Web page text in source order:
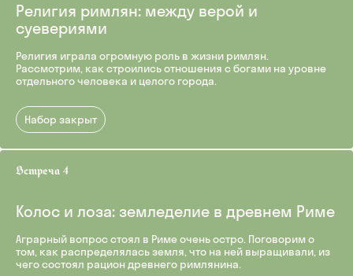
Религия римлян: между верой и
суевериями
Религия играла огромную роль в жизни римлян.
Рассмотрим, как строились отношения с богами на уровне
отдельного человека и целого города.
Набор закрыт
Колос и лоза: земледелие в древнем Риме
Аграрный вопрос стоял в Риме очень остро. Поговорим о
том, как распределялась земля, что на ней выращивали, из
чего состоял рацион древнего римлянина.